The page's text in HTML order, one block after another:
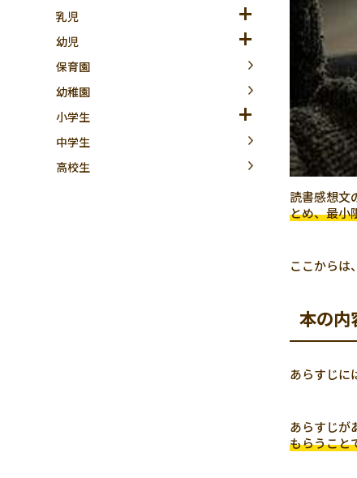
乳児
幼児
保育園
幼稚園
小学生
中学生
高校生
読書感想文
とめ、最小
ここからは
本の内
あらすじに
あらすじが
もらうこと